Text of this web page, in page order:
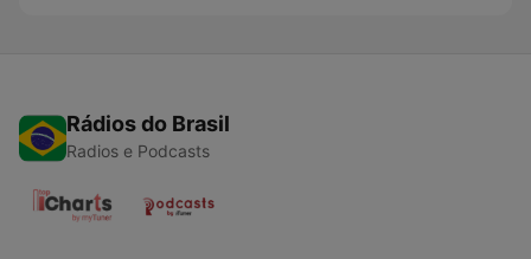
Rádios do Brasil
Radios e Podcasts